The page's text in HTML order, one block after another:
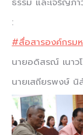
:
#สื่อสารองค์กรม
นายอดิสรณ์ เนาว
นายเสถียรพงษ์